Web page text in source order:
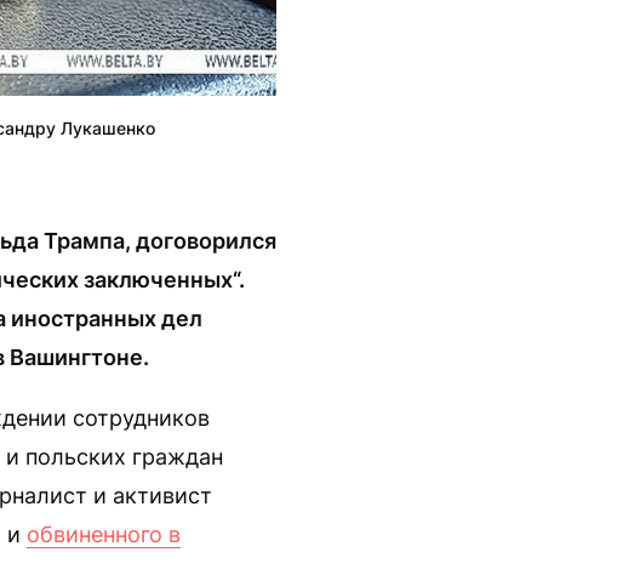
Лукашенко
Трампа, договорился
заключенных“.
иностранных дел
Вашингтоне.
сотрудников
и польских граждан
и активист
и обвиненного в